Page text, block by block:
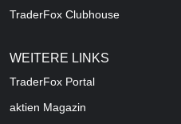
TraderFox Clubhouse
WEITERE LINKS
TraderFox Portal
aktien Magazin